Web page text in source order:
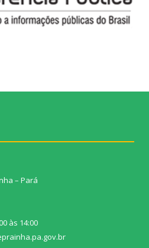
– Pará
às 14:00